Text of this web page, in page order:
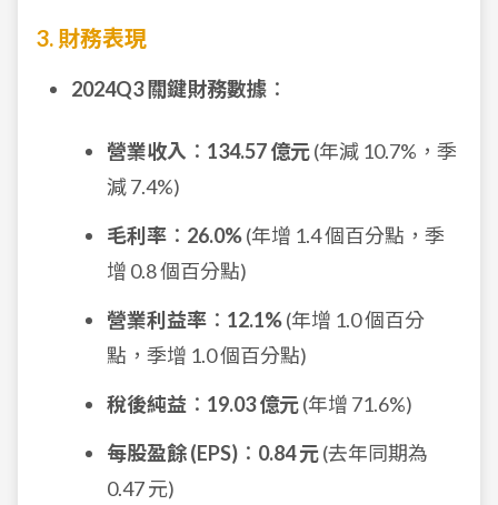
3. 財務表現
2024Q3 關鍵財務數據 ：
營業收入 ： 134.57 億元(年減 10.7%，季
減 7.4%)
毛利率 ： 26.0%(年增 1.4 個百分點，季
增 0.8 個百分點)
營業利益率 ： 12.1%(年增 1.0 個百分
點，季增 1.0 個百分點)
稅後純益 ： 19.03 億元(年增 71.6%)
每股盈餘 (EPS) ： 0.84 元(去年同期為
0.47 元)